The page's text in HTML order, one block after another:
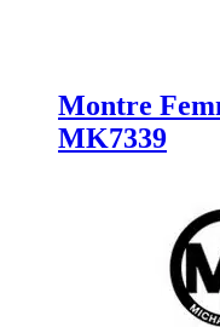
Montre
MK7339